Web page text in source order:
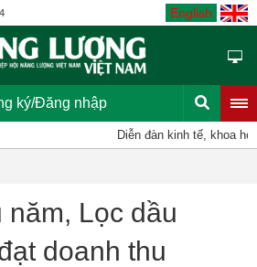
English
ký/Đăng nhập
Diễn đàn kinh tế, khoa
năm, Lọc dầu
doanh thu